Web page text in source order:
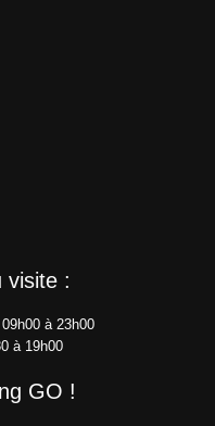
visite :
à 23h00
à 19h00
GO !